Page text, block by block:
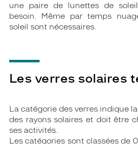
une paire de lunettes de
besoin. Même par temps
soleil sont nécessaires.
Les verres solaires
La catégorie des verres indique
des rayons solaires et doit être
ses activités.
Les catégories sont classées de